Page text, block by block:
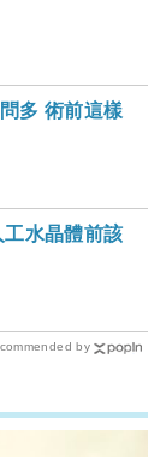
多 術前這樣
水晶體前該
by